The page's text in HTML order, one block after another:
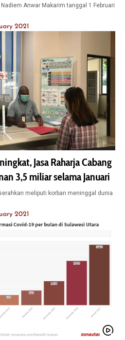
Anwar Makarim tanggal 1 Februari
2021
Jasa Raharja Cabang
3,5 miliar selama Januari
meliputi korban meninggal dunia
2021